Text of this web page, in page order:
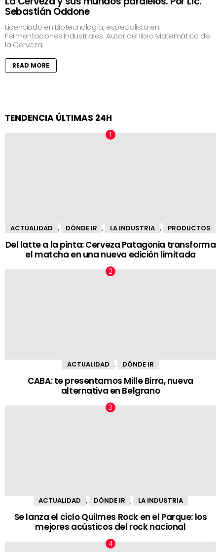
Sebastián Oddone
Licenciado en Biotecnología, especialista en
Fermentaciones Industriales. Autor del libro Matemática de
la Cerveza.
READ MORE
TENDENCIA ÚLTIMAS 24H
ACTUALIDAD , DÓNDE IR , LA INDUSTRIA , PRODUCTOS
Del latte a la pinta: Cerveza Patagonia transforma
el matcha en una nueva edición limitada
ACTUALIDAD , DÓNDE IR
CABA: te presentamos Mille Birra, nueva
alternativa en Belgrano
ACTUALIDAD DÓNDE IR LA INDUSTRIA
Se lanza el ciclo Quilmes Rock en el Parque: los
mejores acústicos del rock nacional